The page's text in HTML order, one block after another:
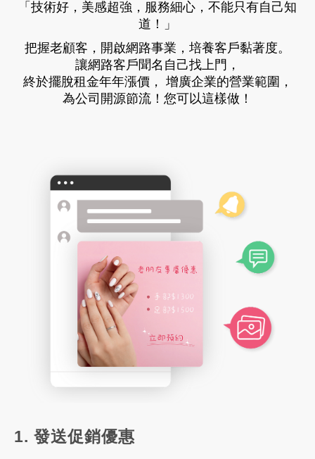
「技術好，美感超強，服務細心，不能只有自己知
道！」
把握老顧客，開啟網路事業，培養客戶黏著度。
讓網路客戶聞名自己找上門，
終於擺脫租金年年漲價， 增廣企業的營業範圍，
為公司開源節流！您可以這樣做！
1. 發送促銷優惠